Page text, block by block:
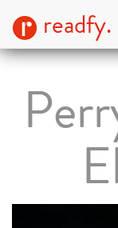
readfy.